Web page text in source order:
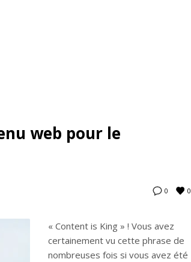
web pour le
0 0
« Content is King » ! Vous avez
certainement vu cette phrase de
nombreuses fois si vous avez été